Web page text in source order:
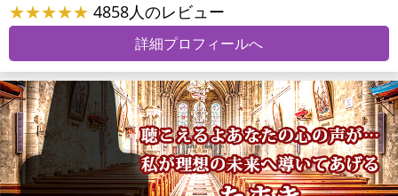
★★★★★ 4858人のレビュー
詳細プロフィールへ